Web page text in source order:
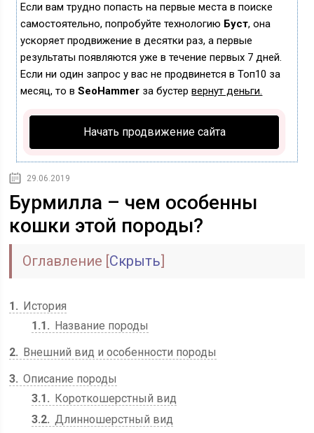
Если вам трудно попасть на первые места в поиске
самостоятельно, попробуйте технологию Буст, она
ускоряет продвижение в десятки раз, а первые
результаты появляются уже в течение первых 7 дней.
Если ни один запрос у вас не продвинется в Топ10 за
месяц, то вSeoHammer за бустервернут деньги.
Начать продвижение сайта
29.06.2019
Бурмилла – чем особенны
кошки этой породы?
Оглавление [Скрыть]
1
История
1.1
Название породы
2
Внешний вид и особенности породы
3 Описание породы
3.1
Короткошерстный вид
3.2 Длинношерстный вид